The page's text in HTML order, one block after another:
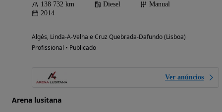
138 732 km Diesel
Manual
2014
Algés, Linda-A-Velha e Cruz Quebrada-Dafundo (Lisboa)
Profissional • Publicado
Ver anúncios
Arena lusitana